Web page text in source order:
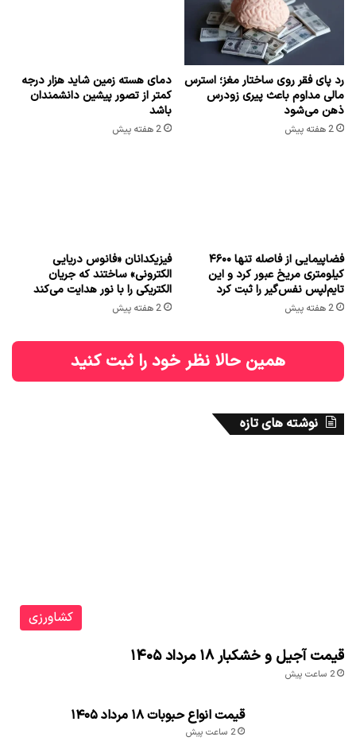
رد پای فقر روی ساختار مغز؛ استرس
مالی مداوم باعث پیری زودرس
ذهن می‌شود
2 هفته پیش
دمای هسته زمین شاید هزار درجه
کمتر از تصور پیشین دانشمندان
باشد
2 هفته پیش
فضاپیمایی از فاصله تنها ۴۶۰۰
کیلومتری مریخ عبور کرد و این
تایم‌لپس نفس‌گیر را ثبت کرد
2 هفته پیش
فیزیکدانان «فانوس دریایی
الکترونی» ساختند که جریان
الکتریکی را با نور هدایت می‌کند
2 هفته پیش
همین حالا نظر خود را ثبت کنید
نوشته های تازه
کشاورزی
قیمت آجیل و خشکبار ۱۸ مرداد ۱۴۰۵
2 ساعت پیش
قیمت انواع حبوبات ۱۸ مرداد ۱۴۰۵
2 ساعت پیش